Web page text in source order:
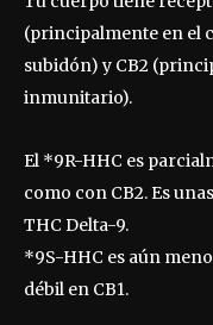
(principalmente en el
subidón) y CB2
inmunitario).
El *9R-HHC es
como con CB2. Es
THC Delta-9.
*9S-HHC es aún
débil en CB1.